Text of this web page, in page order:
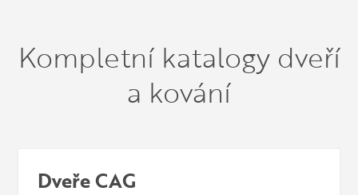
Kompletní katalogy dveří
a kování
Dveře CAG